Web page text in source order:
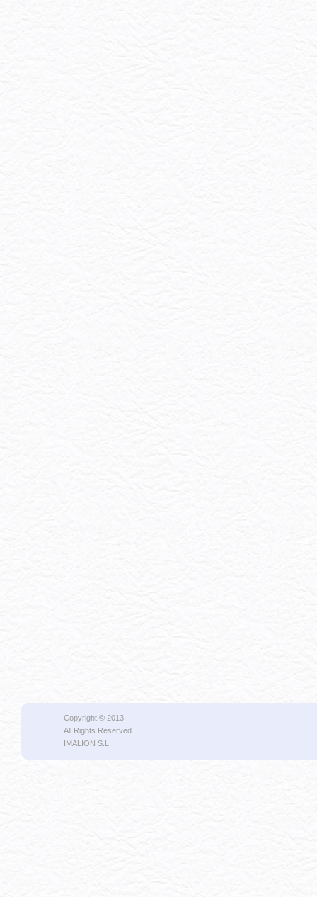
Copyright © 2013
All Rights Reserved
IMALION S.L.